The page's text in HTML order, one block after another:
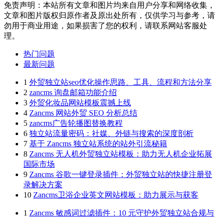
免责声明：本站所有文章和图片均来自用户分享和网络收集，
文章和图片版权归原作者及原出处所有，仅供学习与参考，请
勿用于商业用途，如果损害了您的权利，请联系网站客服处
理。
热门问题
最新问题
1 外贸独立站seo优化操作思路、工具、流程和方法分享
2 zancms 询盘邮箱功能介绍
3 外贸化妆品网站模板震撼上线
4 Zancms 网站外贸 SEO 分析总结
5 zancms广告轮播图替换教程
6 独立站流量密码：社媒、外链与搜索的深度剖析
7 基于 Zancms 独立站系统的站外引流秘籍
8 Zancms 无人机外贸独立站模板：助力无人机企业拓展
国际市场
9 Zancms 谷歌一键登录插件：外贸独立站的快捷注册登
录解决方案
10 Zancms卫浴企业英文网站模板：助力展示与获客
1 Zancms 敏感词过滤插件：10 元守护外贸独立站合规与